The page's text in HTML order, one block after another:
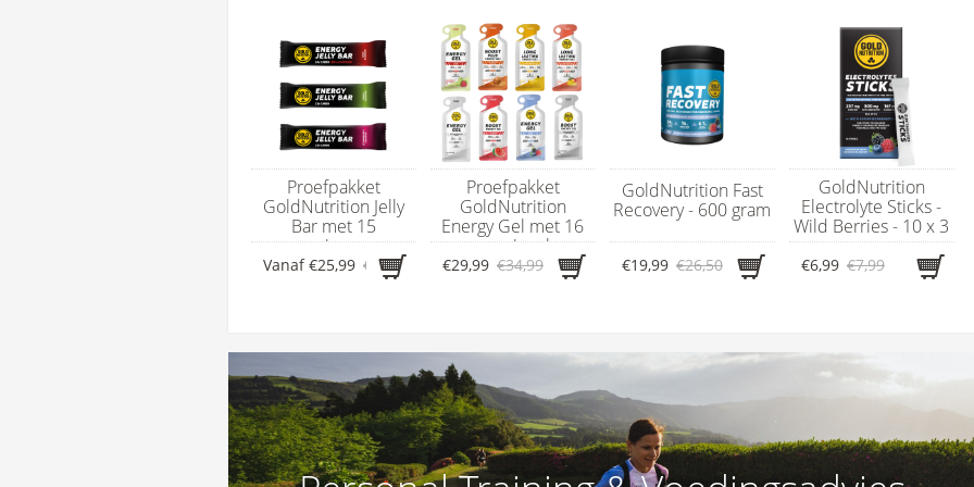
Proefpakket
GoldNutrition Jelly
Bar met 15
energierepen
Vanaf€25,99 €28,50
Proefpakket
GoldNutrition
Energy Gel met 16
energiegels
€29,99 €34,99
GoldNutrition Fast
Recovery - 600 gram
€19,99 €26,50
GoldNutrition
Electrolyte Sticks -
Wild Berries - 10 x 3
gram
€6,99 €7,99